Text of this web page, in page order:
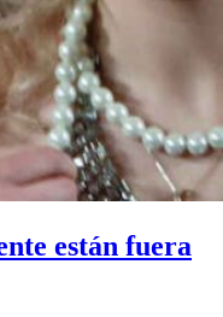
están fuera